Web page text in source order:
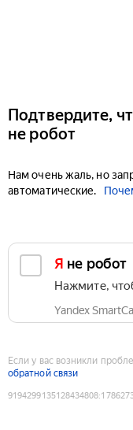
Подтвердите,
не робот
Нам очень жаль, но
автоматические.
Я не робот
Нажмите,
Yandex
Если у вас возникли
обратной связи
9194299135128434808: